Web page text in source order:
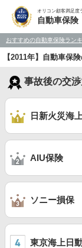
オリコン顧客満足度
自動車保険
おすすめの自動車保険ラン
【2011年】自動車保
事故後の交
日新火災海
AIU保険
ソニー損保
東京海上日